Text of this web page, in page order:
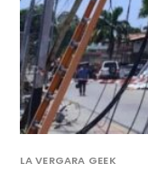
LA VERGARA GEEK